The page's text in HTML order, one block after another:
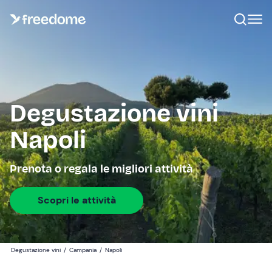
Degustazione vini
Napoli
Prenota o regala le migliori attività
Scopri le attività
Degustazione vini / Campania / Napoli